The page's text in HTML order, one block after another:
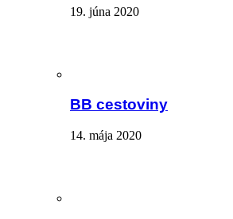
19. júna 2020
BB cestoviny
14. mája 2020